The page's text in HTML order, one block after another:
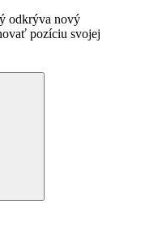
odkrýva nový
pozíciu svojej